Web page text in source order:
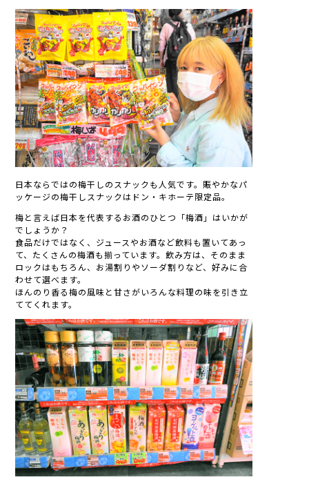
日本ならではの梅干しのスナックも人気です。賑やかなパ
ッケージの梅干しスナックはドン・キホーテ限定品。
梅と言えば日本を代表するお酒のひとつ「梅酒」はいかが
でしょうか？
食品だけではなく、ジュースやお酒など飲料も置いてあっ
て、たくさんの梅酒も揃っています。飲み方は、そのまま
ロックはもちろん、お湯割りやソーダ割りなど、好みに合
わせて選べます。
ほんのり香る梅の風味と甘さがいろんな料理の味を引き立
ててくれます。